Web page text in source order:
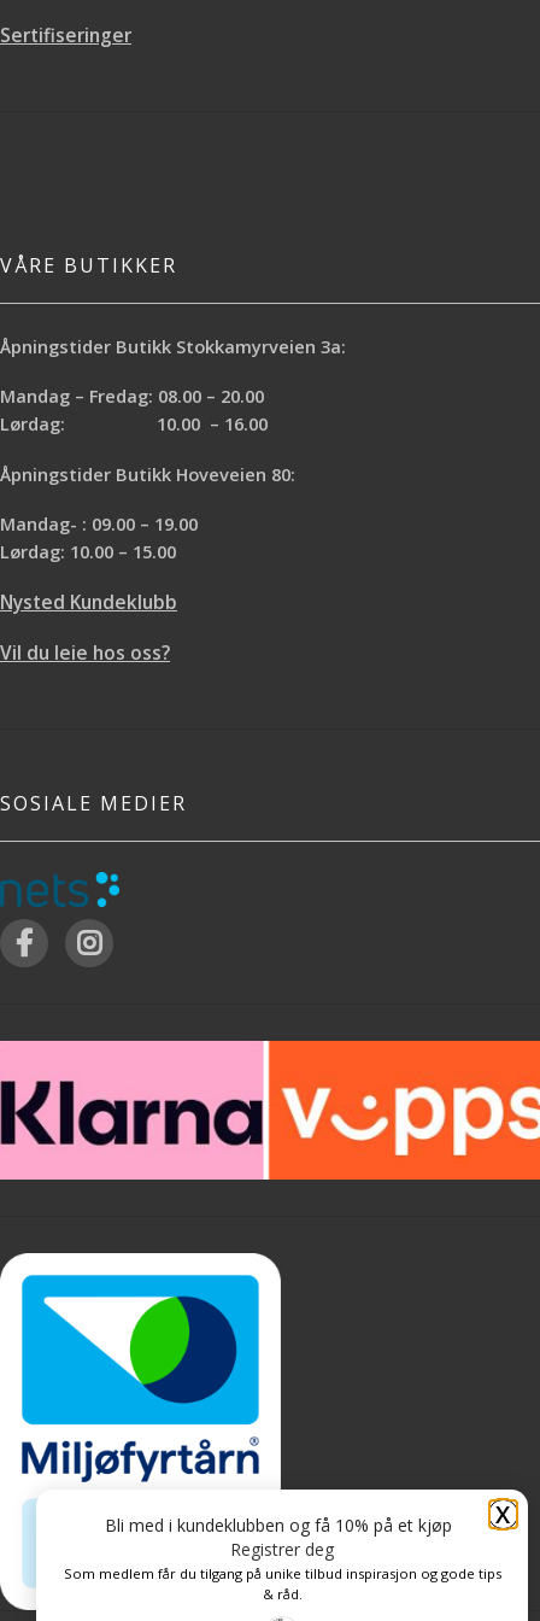
Antall strøk:2-3 Brukstid: innen 1 ½
Sertifiseringer
VÅRE BUTIKKER
Åpningstider Butikk Stokkamyrveien 3a:
Mandag – Fredag: 08.00 – 20.00
Lørdag: 10.00 – 16.00
Åpningstider Butikk Hoveveien 80:
Mandag- : 09.00 – 19.00
Lørdag: 10.00 – 15.00
Nysted Kundeklubb
Vil du leie hos oss?
SOSIALE MEDIER
X
Bli med i kundeklubben og få 10% på et kjøp
Registrer deg
Som medlem får du tilgang på unike tilbud inspirasjon og gode tips
& råd.